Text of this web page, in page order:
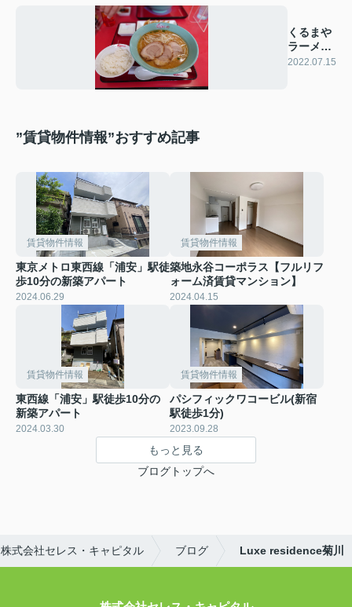
くるまや
ラーメン
浦安店
2022.07.15
”賃貸物件情報”おすすめ記事
賃貸物件情報
東京メトロ東西線「浦安」駅徒
歩10分の新築アパート
2024.06.29
賃貸物件情報
築地永谷コーポラス【フルリフ
ォーム済賃貸マンション】
2024.04.15
賃貸物件情報
東西線「浦安」駅徒歩10分の
新築アパート
2024.03.30
賃貸物件情報
パシフィックワコービル(新宿
駅徒歩1分)
2023.09.28
もっと見る
ブログトップへ
式会社セレス・キャピタル ブログ Luxe residence菊川